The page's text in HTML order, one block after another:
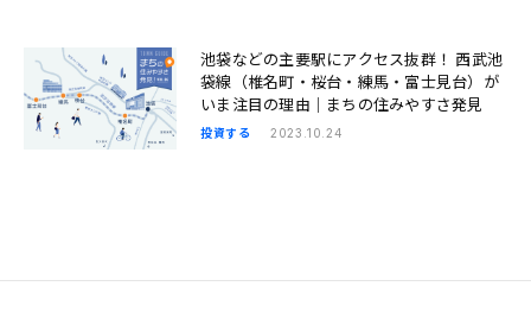
池袋などの主要駅にアクセス抜群！ 西武池
袋線（椎名町・桜台・練馬・富士見台）が
いま注目の理由｜まちの住みやすさ発見
投資する 2023.10.24